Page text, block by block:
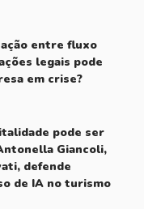
entre fluxo
legais pode
em crise?
pode ser
Giancoli,
defende
de IA no turismo